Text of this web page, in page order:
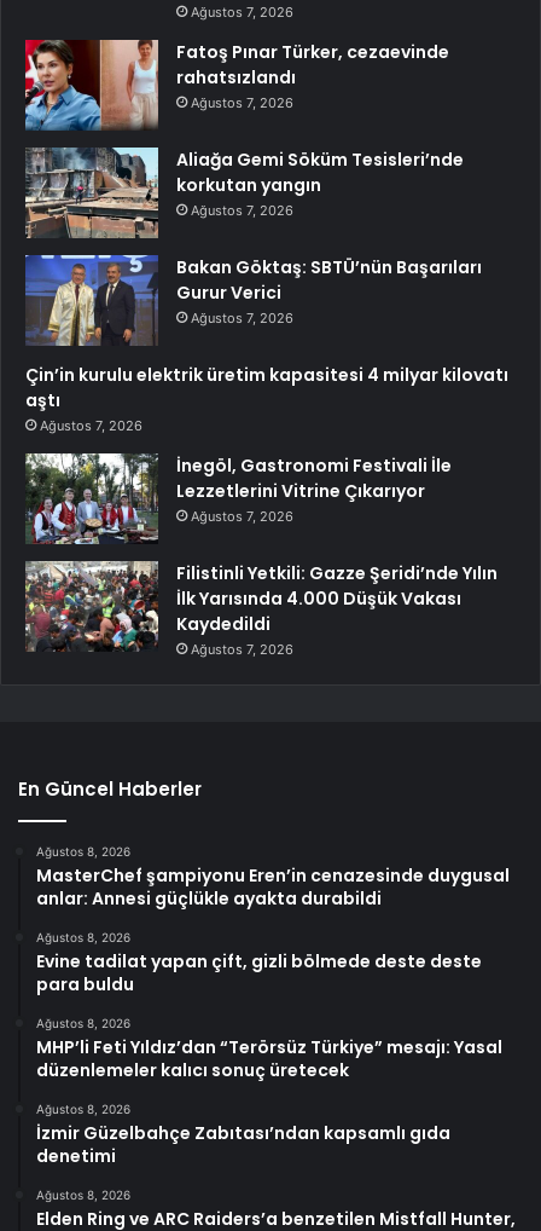
Ağustos 7, 2026
Fatoş Pınar Türker, cezaevinde
rahatsızlandı
Ağustos 7, 2026
Aliağa Gemi Söküm Tesisleri’nde
korkutan yangın
Ağustos 7, 2026
Bakan Göktaş: SBTÜ’nün Başarıları
Gurur Verici
Ağustos 7, 2026
Çin’in kurulu elektrik üretim kapasitesi 4 milyar kilovatı
aştı
Ağustos 7, 2026
İnegöl, Gastronomi Festivali İle
Lezzetlerini Vitrine Çıkarıyor
Ağustos 7, 2026
Filistinli Yetkili: Gazze Şeridi’nde Yılın
İlk Yarısında 4.000 Düşük Vakası
Kaydedildi
Ağustos 7, 2026
En Güncel Haberler
Ağustos 8, 2026
MasterChef şampiyonu Eren’in cenazesinde duygusal
anlar: Annesi güçlükle ayakta durabildi
Ağustos 8, 2026
Evine tadilat yapan çift, gizli bölmede deste deste
para buldu
Ağustos 8, 2026
MHP’li Feti Yıldız’dan “Terörsüz Türkiye” mesajı: Yasal
düzenlemeler kalıcı sonuç üretecek
Ağustos 8, 2026
İzmir Güzelbahçe Zabıtası’ndan kapsamlı gıda
denetimi
Ağustos 8, 2026
Elden Ring ve ARC Raiders’a benzetilen Mistfall Hunter,